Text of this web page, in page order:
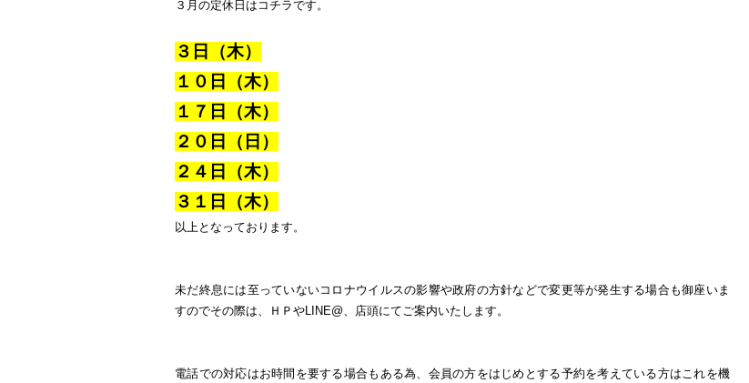
３月の定休日はコチラです。
３日（木）
１０日（木）
１７ 日（木）
２０日（日）
２４日（木）
３１日（木）
以上となっております。
未だ終息には至っていないコロナウイルスの影響や政府の方針などで変更等が発生する場合も御座いま
すのでその際は、ＨＰやLINE@、店頭にてご案内いたします。
電話での対応はお時間を要する場合もある為、会員の方をはじめとする予約を考えている方はこれを機